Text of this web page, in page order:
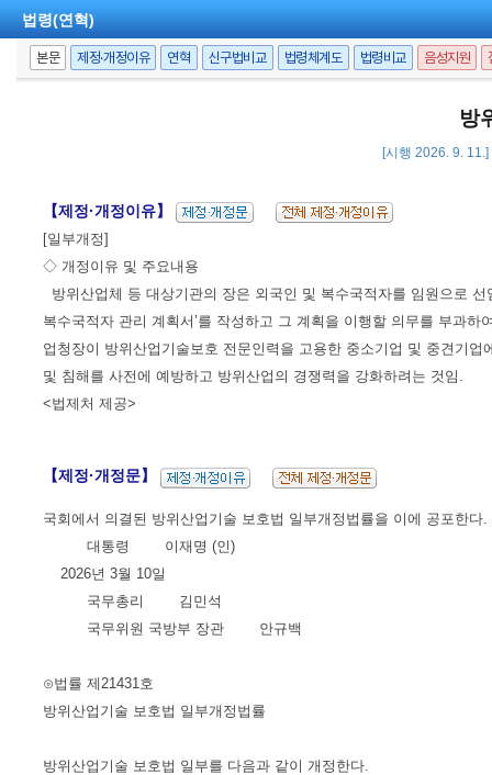
법령(연혁)
본문 제정·개정이유 연혁 신구법비교 법령체계도 법령비교 음성지원
방
[시행 2026. 9.
【제정·개정이유】
[일부개정]
◇ 개정이유 및 주요내용
방위산업체 등 대상기관의 장은 외국인 및 복수국적자를 임원으로
복수국적자 관리 계획서’를 작성하고 그 계획을 이행할 의무를 부과
업청장이 방위산업기술보호 전문인력을 고용한 중소기업 및 중견기
및 침해를 사전에 예방하고 방위산업의 경쟁력을 강화하려는 것임.
<법제처 제공>
【제정·개정문】
국회에서 의결된 방위산업기술 보호법 일부개정법률을 이에 공포한다.
대통령 이재명 (인)
2026년 3월 10일
국무총리 김민석
국무위원 국방부 장관 안규백
⊙법률 제21431호
방위산업기술 보호법 일부개정법률
방위산업기술 보호법 일부를 다음과 같이 개정한다.